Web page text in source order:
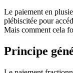
Le paiement en
plébiscitée pour
Mais comment cela
Principe